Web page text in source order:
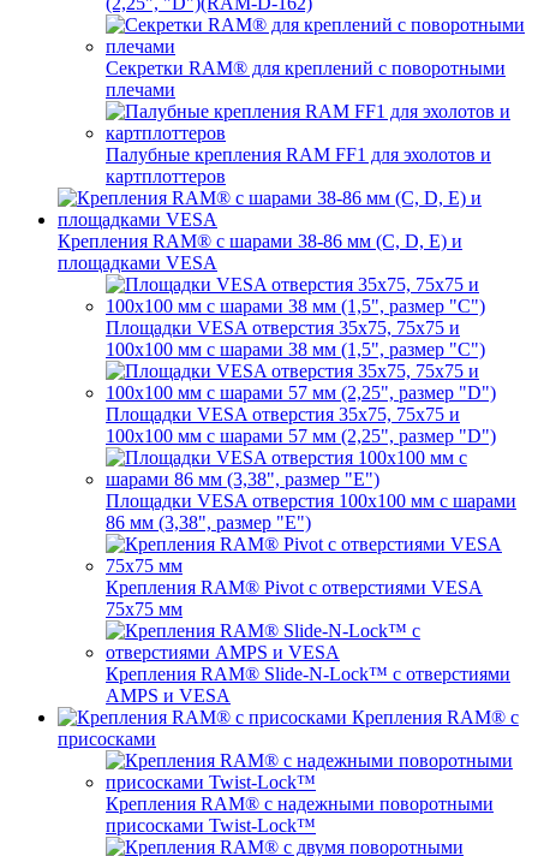
Секретки RAM® для креплений с поворотными
плечами
Палубные крепления RAM FF1 для эхолотов и
картплоттеров
Крепления RAM® с шарами 38-86 мм (C, D, E) и
площадками VESA
Площадки VESA отверстия 35x75, 75x75 и
100x100 мм с шарами 38 мм (1,5", размер "C")
Площадки VESA отверстия 35х75, 75x75 и
100x100 мм с шарами 57 мм (2,25", размер "D")
Площадки VESA отверстия 100x100 мм с шарами
86 мм (3,38", размер "E")
Крепления RAM® Pivot с отверстиями VESA
75x75 мм
Крепления RAM® Slide-N-Lock™ с отверстиями
AMPS и VESA
Крепления RAM® с
присосками
Крепления RAM® с надежными поворотными
присосками Twist-Lock™